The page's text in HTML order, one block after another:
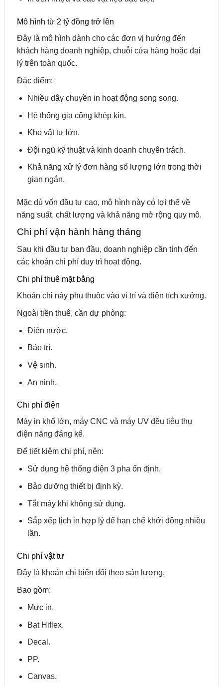
Mô hình từ 2 tỷ đồng trở lên
Đây là mô hình dành cho các đơn vị hướng đến
khách hàng doanh nghiệp, chuỗi cửa hàng hoặc đại
lý trên toàn quốc.
Đặc điểm:
Nhiều dây chuyền in hoạt động song song.
Hệ thống gia công khép kín.
Kho vật tư lớn.
Đội ngũ kỹ thuật và kinh doanh chuyên trách.
Khả năng xử lý đơn hàng số lượng lớn trong thời
gian ngắn.
Mặc dù vốn đầu tư cao, mô hình này có lợi thế về
năng suất, chất lượng và khả năng mở rộng quy mô.
Chi phí vận hành hàng tháng
Sau khi đầu tư ban đầu, doanh nghiệp cần tính đến
các khoản chi phí duy trì hoạt động.
Chi phí thuê mặt bằng
Khoản chi này phụ thuộc vào vị trí và diện tích xưởng.
Ngoài tiền thuê, cần dự phòng:
Điện nước.
Bảo trì.
Vệ sinh.
An ninh.
Chi phí điện
Máy in khổ lớn, máy CNC và máy UV đều tiêu thụ
điện năng đáng kể.
Để tiết kiệm chi phí, nên:
Sử dụng hệ thống điện 3 pha ổn định.
Bảo dưỡng thiết bị định kỳ.
Tắt máy khi không sử dụng.
Sắp xếp lịch in hợp lý để hạn chế khởi động nhiều
lần.
Chi phí vật tư
Đây là khoản chi biến đổi theo sản lượng.
Bao gồm:
Mực in.
Bạt Hiflex.
Decal.
PP.
Canvas.